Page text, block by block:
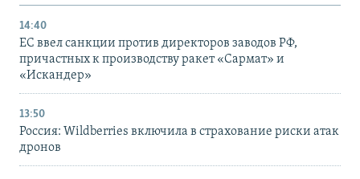
14:40
ЕС ввел санкции против директоров заводов РФ,
причастных к производству ракет «Сармат» и
«Искандер»
13:50
Россия: Wildberries включила в страхование риски атак
дронов